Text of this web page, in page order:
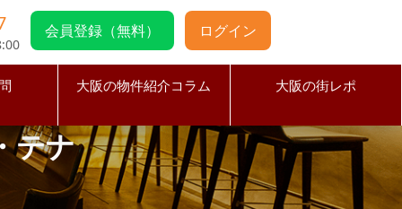
会員登録（無料） ログイン
大阪の物件紹介コラム 大阪の街レポ
テナ